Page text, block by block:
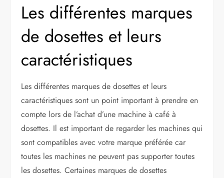
Les différentes marques
de dosettes et leurs
caractéristiques
Les différentes marques de dosettes et leurs
caractéristiques sont un point important à prendre en
compte lors de l’achat d’une machine à café à
dosettes. Il est important de regarder les machines qui
sont compatibles avec votre marque préférée car
toutes les machines ne peuvent pas supporter toutes
les dosettes. Certaines marques de dosettes